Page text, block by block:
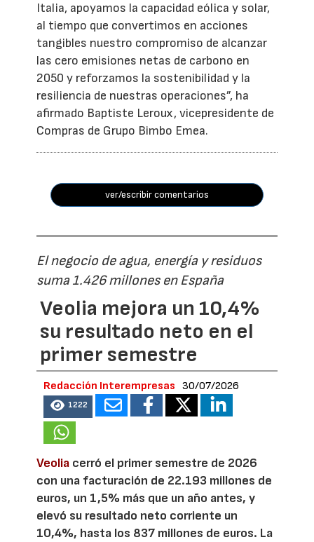
Italia, apoyamos la capacidad eólica y solar,
al tiempo que convertimos en acciones
tangibles nuestro compromiso de alcanzar
las cero emisiones netas de carbono en
2050 y reforzamos la sostenibilidad y la
resiliencia de nuestras operaciones”, ha
afirmado Baptiste Leroux, vicepresidente de
Compras de Grupo Bimbo Emea.
ver/escribir comentarios
El negocio de agua, energía y residuos
suma 1.426 millones en España
Veolia mejora un 10,4%
su resultado neto en el
primer semestre
Redacción Interempresas 30/07/2026
1222
Veolia cerró el primer semestre de 2026
con una facturación de 22.193 millones de
euros, un 1,5% más que un año antes, y
elevó su resultado neto corriente un
10,4%, hasta los 837 millones de euros. La